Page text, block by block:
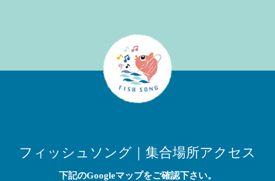
フィッシュソング｜集合場所アクセス
下記のGoogleマップをご確認下さい。